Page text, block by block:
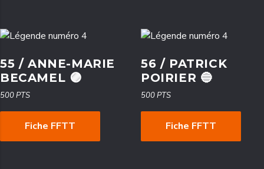
55 / ANNE-MARIE
BECAMEL 🟣
500 PTS
Fiche FFTT
56 / PATRICK
POIRIER 🔵
500 PTS
Fiche FFTT